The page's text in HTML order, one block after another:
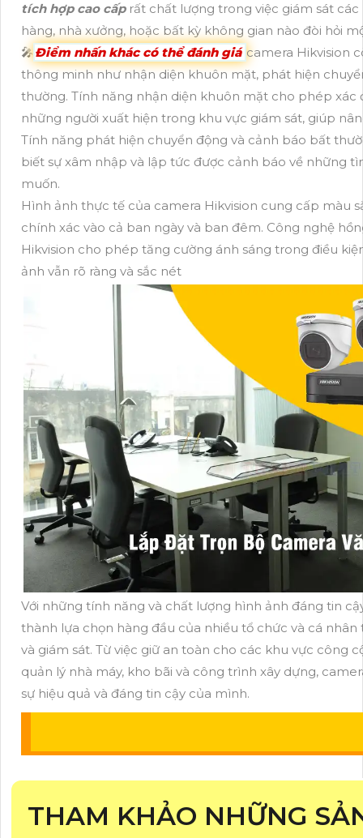
tích hợp cao cấprất chất lượng trong việc giám sát
hàng, nhà xưởng, hoặc bất kỳ không gian nào đòi hỏi
🎤 Điểm nhấn khác có thể đánh giá camera Hikvision
thông minh như nhận diện khuôn mặt, phát hiện
thường. Tính năng nhận diện khuôn mặt cho phép xác
những người xuất hiện trong khu vực giám sát, giúp
Tính năng phát hiện chuyển động và cảnh báo bất
biết sự xâm nhập và lập tức được cảnh báo về những
muốn.
Hình ảnh thực tế của camera Hikvision cung cấp màu
chính xác vào cả ban ngày và ban đêm. Công nghệ
Hikvision cho phép tăng cường ánh sáng trong điều
ảnh vẫn rõ ràng và sắc nét
Với những tính năng và chất lượng hình ảnh đáng tin
thành lựa chọn hàng đầu của nhiều tổ chức và cá
và giám sát. Từ việc giữ an toàn cho các khu vực công
quản lý nhà máy, kho bãi và công trình xây dựng,
sự hiệu quả và đáng tin cậy của mình.
THAM KHẢO NHỮNG